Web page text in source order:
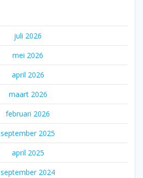
juli 2026
mei 2026
april 2026
maart 2026
februari 2026
september 2025
april 2025
september 2024